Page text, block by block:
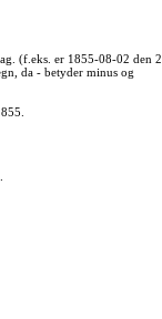
(f.eks. er 1855-08-02 den 2.
da - betyder minus og